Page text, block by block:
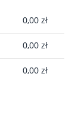
0,00 zł
0,00 zł
0,00 zł